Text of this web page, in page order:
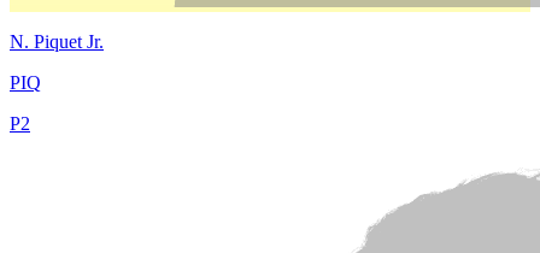
N. Piquet Jr.
PIQ
P2